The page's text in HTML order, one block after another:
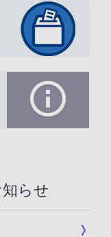
らせ